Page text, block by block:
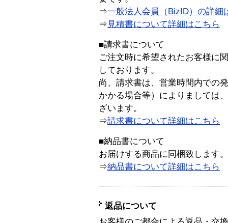
⇒一般法人会員（BizID）の詳細
⇒ 見積書について詳細はこちら
■請求書について
ご注文時に希望されたお客様に
しております。
尚、請求書は、営業時間内での
かかる場合等）によりましては
ざいます。
⇒請求書について詳細はこちら
■納品書について
お届けする商品に同梱致します。
⇒納品書について詳細はこちら
返品について